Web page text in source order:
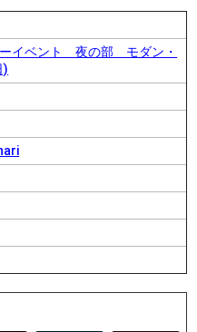
イベント 夜の部 モダン・
)